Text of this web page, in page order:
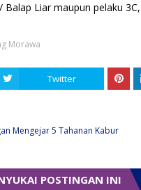
Liar maupun pelaku
Morawa
Twitter
Mengejar 5 Tahanan Kabur
POSTINGAN INI